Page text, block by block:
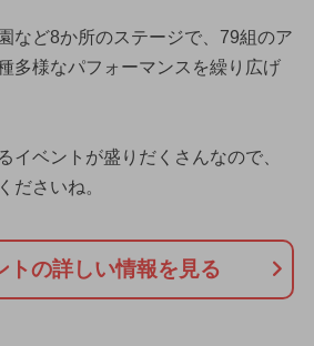
など8か所のステージで、79組のア
多様なパフォーマンスを繰り広げ
イベントが盛りだくさんなので、
ださいね。
トの詳しい情報を見る